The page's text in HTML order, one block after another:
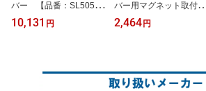
バー 【品番：SL505
7】
10,131 円
バー用マグネット取付台
座セット 【品番：SLK-
50】
2,464 円